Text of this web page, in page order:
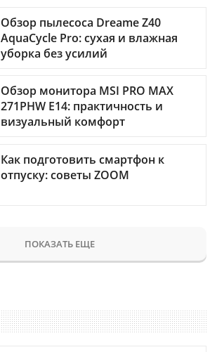
Обзор пылесоса Dreame Z40
AquaCycle Pro: сухая и влажная
уборка без усилий
Обзор монитора MSI PRO MAX
271PHW E14: практичность и
визуальный комфорт
Как подготовить смартфон к
отпуску: советы ZOOM
ПОКАЗАТЬ ЕЩЕ